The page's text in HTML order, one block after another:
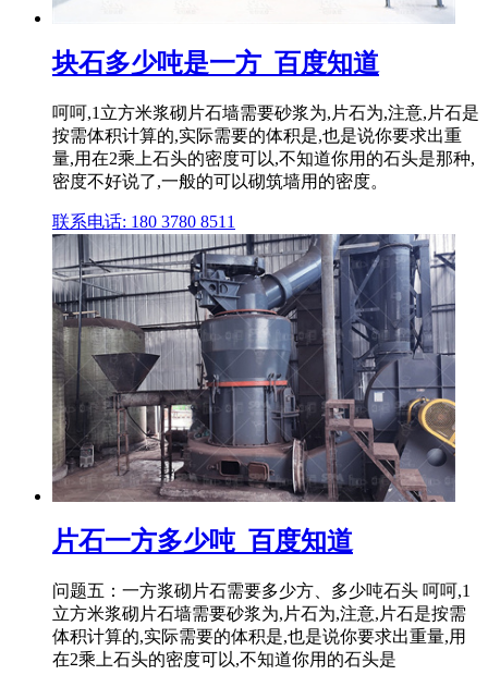
块石多少吨是一方_百度知道
呵呵,1立方米浆砌片石墙需要砂浆为,片石为,注意,片石是
按需体积计算的,实际需要的体积是,也是说你要求出重
量,用在2乘上石头的密度可以,不知道你用的石头是那种,
密度不好说了,一般的可以砌筑墙用的密度。
联系电话: 180 3780 8511
片石一方多少吨_百度知道
问题五：一方浆砌片石需要多少方、多少吨石头 呵呵,1
立方米浆砌片石墙需要砂浆为,片石为,注意,片石是按需
体积计算的,实际需要的体积是,也是说你要求出重量,用
在2乘上石头的密度可以,不知道你用的石头是